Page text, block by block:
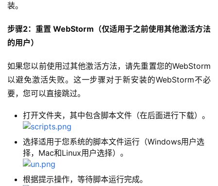
装。
步骤2：重置 WebStorm（仅适用于之前使用其他激活方法
的用户）
如果您以前使用过其他激活方法，请先重置您的WebStorm
以避免激活失败。这一步骤对于新安装的WebStorm不必
要，您可以直接跳过。
打开文件夹，其中包含脚本文件（在后面进行下载）。
选择适用于您系统的脚本文件运行（Windows用户选
择，Mac和Linux用户选择）。
根据提示操作，等待脚本运行完成。